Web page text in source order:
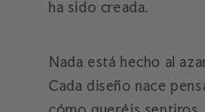
ha sido creada.
Nada está hecho al
Cada diseño nace